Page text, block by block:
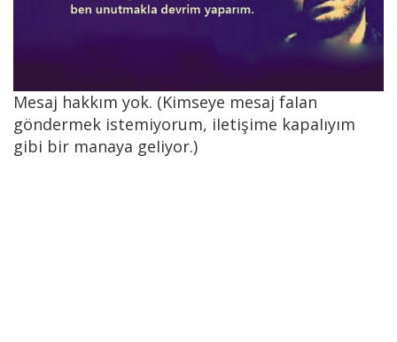
Mesaj hakkım yok. (Kimseye mesaj faIan
göndermek istemiyorum, iIetişime kapaIıyım
gibi bir manaya geIiyor.)